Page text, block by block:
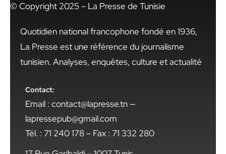
© Copyright 2025 – La Presse de Tunisie
Quotidien national francophone fondé en 1936,
La Presse est une référence du journalisme
tunisien. Analyses, enquêtes, culture et actualité
Contact:
Email : contact@lapresse.tn —
lapressepub@gmail.com
Tél. : 71 240 178 – Fax : 71 332 280